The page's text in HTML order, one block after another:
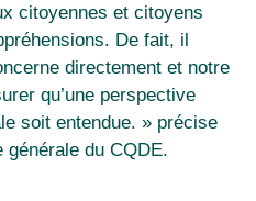
citoyennes et citoyens
De fait, il
directement et notre
qu’une perspective
soit entendue. » précise
du CQDE.